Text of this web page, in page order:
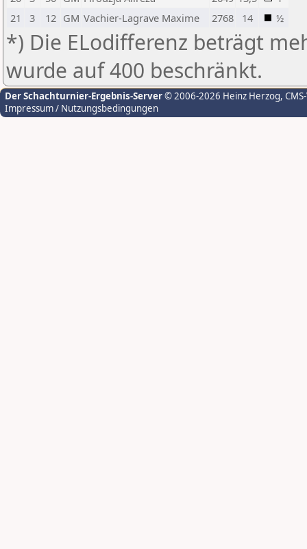
21
3 12 GM Vachier-Lagrave Maxime 2768 14 ½
*) Die ELodifferenz beträgt
wurde auf 400 beschränkt.
Der Schachturnier-Ergebnis-Server© 2006-2026 Heinz Herzog,
Impressum / Nutzungsbedingungen